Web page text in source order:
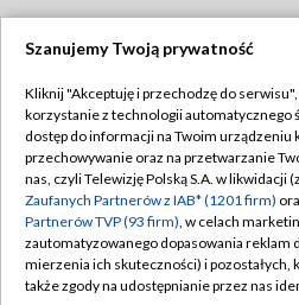
TVP
Abonament TVP
Emisja w TVP
Centrum informacji TVP
Naziemna Telewizja Cyfrowa
Polityka
Moje
Pomoc
Szanujemy Twoją prywatność
Kliknij "Akceptuję i przechodzę do serwisu",
korzystanie z technologii automatycznego
dostęp do informacji na Twoim urządzeniu
przechowywanie oraz na przetwarzanie
nas, czyli Telewizję Polską S.A. w likwidacji
Zaufanych Partnerów z IAB* (1201 firm)
Partnerów TVP (93 firm), w celach
zautomatyzowanego dopasowania reklam
mierzenia ich skuteczności) i pozostałych,
także zgody na udostępnianie przez nas